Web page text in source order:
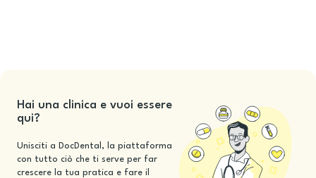
Hai una clinica e vuoi essere
qui?
Unisciti a DocDental, la piattaforma
con tutto ciò che ti serve per far
crescere la tua pratica e fare il